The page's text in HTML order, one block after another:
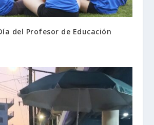
del Profesor de Educación